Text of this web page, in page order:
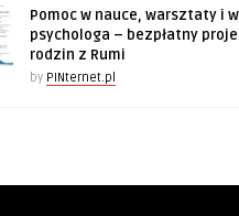
Pomoc w nauce, warsztaty i
psychologa – bezpłatny
rodzin z Rumi
by PINternet.pl